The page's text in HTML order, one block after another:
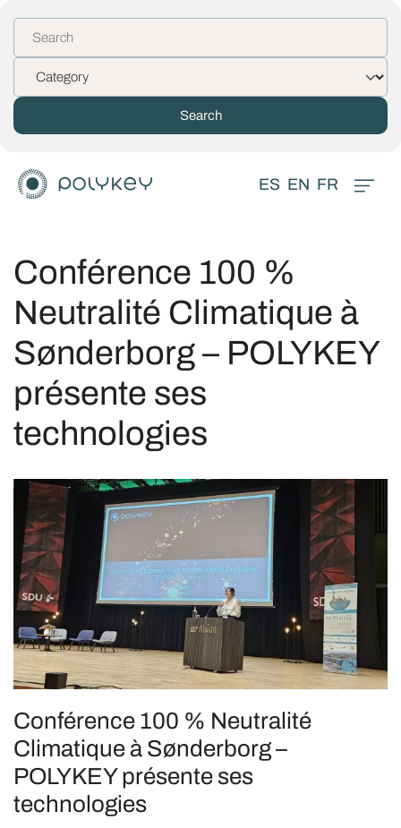
ES EN FR
Conférence 100 %
Neutralité Climatique à
Sønderborg – POLYKEY
présente ses
technologies
Conférence 100 % Neutralité
Climatique à Sønderborg –
POLYKEY présente ses
technologies